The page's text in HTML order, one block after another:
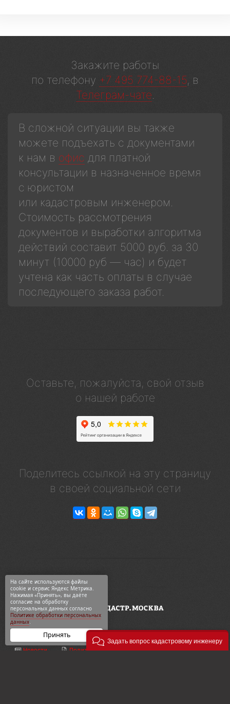
Закажите работы
по телефону +7 495 774-88-15, в
Телеграм-чате
В сложной ситуации вы также
можете подъехать с документами
к нам в офис для платной
консультации в назначенное время
с юристом
или кадастровым инженером.
Стоимость рассмотрения
документов и выработки алгоритма
действий составит 5000 руб. за 30
минут (10000 руб — час) и будет
учтена как часть оплаты в случае
последующего заказа работ.
Оставьте, пожалуйста, свой отзыв
о нашей работе
Поделитесь ссылкой на эту страницу
в своей социальной сети
Новости
Политика конф-ти
ООО «Геодезия и кадастр»
На сайте используются файлы
cookie и сервис Яндекс Метрика.
Нажимая «Принять», вы даёте
согласие на обработку
персональных данных согласно
Политике обработки персональных
данных.
Принять
Задать вопрос кадастровому инженеру